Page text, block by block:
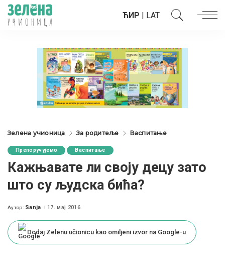
ЋИР | LAT
Зелена учионица За родитеље Васпитање
Препоручујемо Васпитање
Кажњавате ли своју децу зато
што су људска бића?
Posted
Аутор: Sanja 17. мај 2016.
Dodaj Zelenu učionicu kao omiljeni izvor na Google-u